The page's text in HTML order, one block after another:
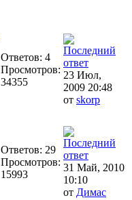
Ответов: 4
Просмотров:
34355
23 Июл,
2009 20:48
от skorp
Ответов: 29
Просмотров:
15993
31 Май, 2010
10:10
от Димас